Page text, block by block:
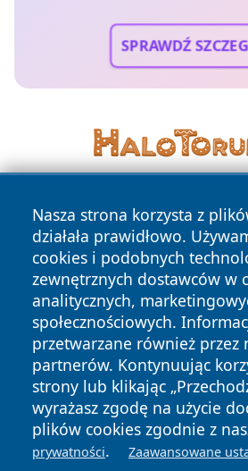
SPRAWDŹ
Nasza strona korzysta z
działała prawidłowo.
cookies i podobnych
zewnętrznych dostawców w
analitycznych,
społecznościowych.
przetwarzane również przez
partnerów. Kontynuując
strony lub klikając
wyrażasz zgodę na użycie
plików cookies zgodnie z
prywatności. Zaawansowane
Copyright © 2026 mojgorzow.pl
News Autorzy
Polityka
Prywatności